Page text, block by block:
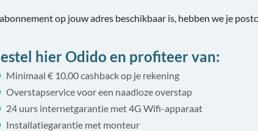
abonnement op jouw adres beschikbaar is, hebben we je
hier Odido en profiteer van:
Minimaal € 10,00 cashback op je rekening
Overstapservice voor een naadloze overstap
24 uurs internetgarantie met 4G Wifi-apparaat
Installatiegarantie met monteur